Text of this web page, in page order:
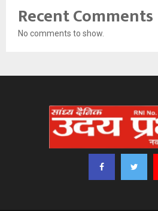
Recent Comments
No comments to show.